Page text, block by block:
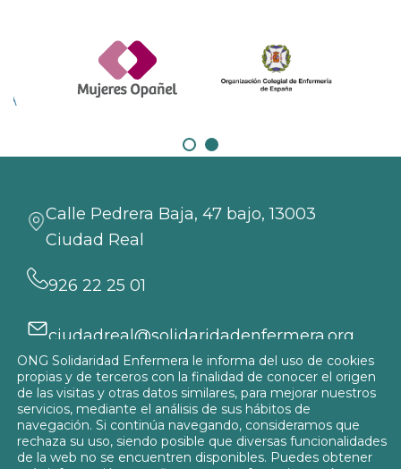
Calle Pedrera Baja, 47 bajo, 13003
Ciudad Real
926 22 25 01
ciudadreal@solidaridadenfermera.org
Participa
Política de privacidad
ONG Solidaridad Enfermera le informa del uso de cookies
propias y de terceros con la finalidad de conocer el origen
de las visitas y otras datos similares, para mejorar nuestros
servicios, mediante el análisis de sus hábitos de
navegación. Si continúa navegando, consideramos que
rechaza su uso, siendo posible que diversas funcionalidades
de la web no se encuentren disponibles. Puedes obtener